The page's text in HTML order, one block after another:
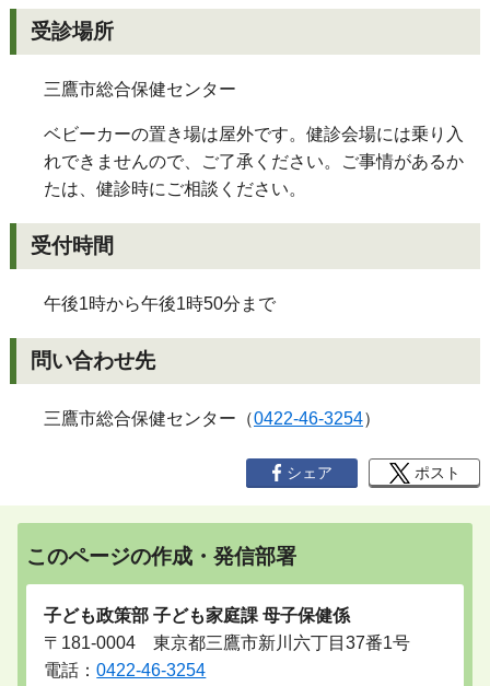
受診場所
三鷹市総合保健センター
ベビーカーの置き場は屋外です。健診会場には乗り入
れできませんので、ご了承ください。ご事情があるか
たは、健診時にご相談ください。
受付時間
午後1時から午後1時50分まで
問い合わせ先
三鷹市総合保健センター（0422-46-3254）
シェア ポスト
このページの作成・発信部署
子ども政策部 子ども家庭課 母子保健係
〒181-0004 東京都三鷹市新川六丁目37番1号
電話：0422-46-3254